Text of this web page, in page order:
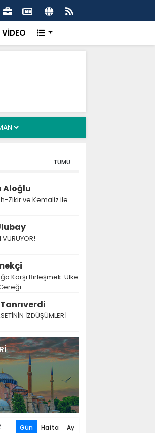
sahibi olan Doğan çifti için devrede
VİDEO
TÜMÜ
Aloğlu
Zikir ve Kemaliz ile
VURUYOR!
Karşı Birleşmek: Ülke
İZDÜŞÜMLERİ
Gün Hafta Ay